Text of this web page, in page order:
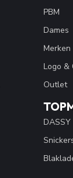
PBM
Dames
Merken
Logo &
Outlet
DASSY